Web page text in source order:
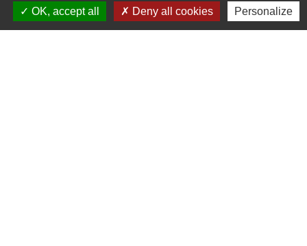
OK, accept all
Deny all cookies Personalize